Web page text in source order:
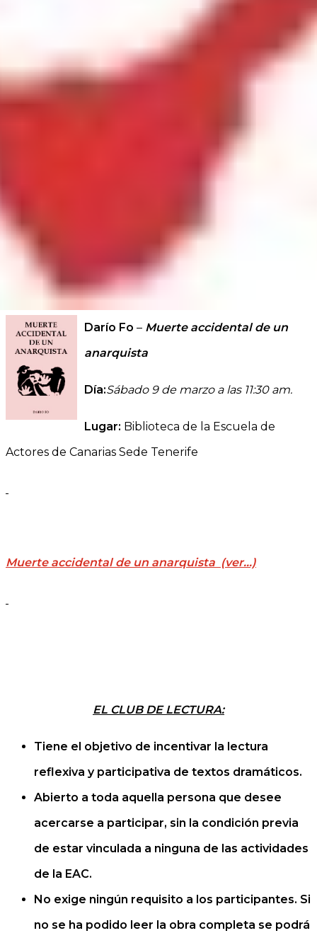
Inicio Encuentro Club de Lectura
Actividades abiertas: Sede Tenerife
Darío Fo –Muerte accidental de un
anarquista
Día:Sábado 9 de marzo a las 11:30 am.
Lugar: Biblioteca de la Escuela de
Actores de Canarias Sede Tenerife
Muerte accidental de un anarquista (ver…)
EL CLUB DE LECTURA:
Tiene el objetivo de incentivar la lectura
reflexiva y participativa de textos dramáticos.
Abierto a toda aquella persona que desee
acercarse a participar, sin la condición previa
de estar vinculada a ninguna de las actividades
de la EAC.
No exige ningún requisito a los participantes. Si
no se ha podido leer la obra completa se podrá